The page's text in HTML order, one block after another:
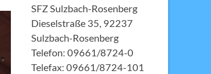
SFZ Sulzbach-Rosenberg
Dieselstraße 35, 92237
Sulzbach-Rosenberg
Telefon: 09661/8724-0
Telefax: 09661/8724-101